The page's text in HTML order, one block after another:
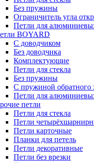
Без пружины
Ограничитель угла
Петли для
BOYARD
С доводчиком
Без доводчика
Комплектующие
Петли для стекла
Без пружины
С пружиной обратного
Петли для
петли
Петли для стекла
Петли
Петли карточные
Планки для петель
Петли декоративные
Петли без врезки